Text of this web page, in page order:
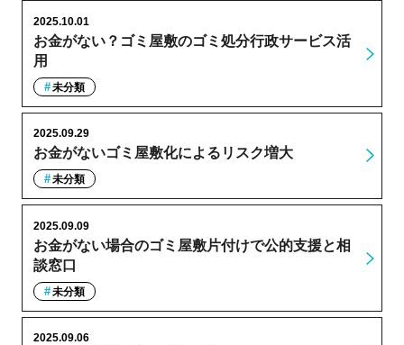
お金がない？ゴミ屋敷のゴミ処分行政サービス活
用
2025.10.01
未分類
お金がないゴミ屋敷化によるリスク増大
2025.09.29
未分類
お金がない場合のゴミ屋敷片付けで公的支援と相
談窓口
2025.09.09
未分類
2025.09.06